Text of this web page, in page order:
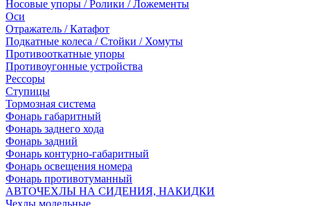
Носовые упоры / Ролики / Ложементы
Оси
Отражатель / Катафот
Подкатные колеса / Стойки / Хомуты
Противооткатные упоры
Противоугонные устройства
Рессоры
Ступицы
Тормозная система
Фонарь габаритный
Фонарь заднего хода
Фонарь задний
Фонарь контурно-габаритный
Фонарь освещения номера
Фонарь противотуманный
АВТОЧЕХЛЫ НА СИДЕНИЯ, НАКИДКИ
Чехлы модельные